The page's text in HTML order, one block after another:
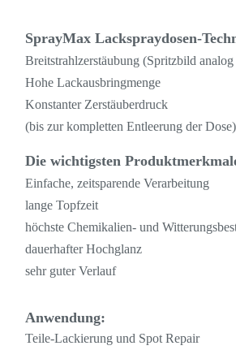
SprayMax Lackspraydosen-
Breitstrahlzerstäubung (Spritzbild
Hohe Lackausbringmenge
Konstanter Zerstäuberdruck
(bis zur kompletten Entleerung der Dose)
Die wichtigsten
Einfache, zeitsparende Verarbeitung
lange Topfzeit
höchste Chemikalien- und
dauerhafter Hochglanz
sehr guter Verlauf
Anwendung:
Teile-Lackierung und Spot Repair